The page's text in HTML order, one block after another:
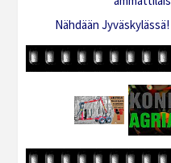
Nähdään